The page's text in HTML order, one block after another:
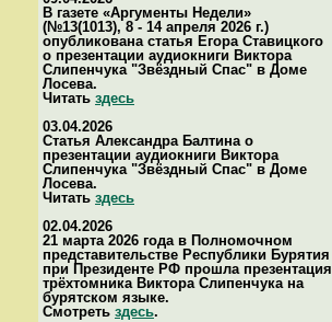
В газете «Аргументы Недели»
(№13(1013), 8 - 14 апреля 2026 г.)
опубликована статья Егора Ставицкого
о презентации аудиокниги Виктора
Слипенчука "Звёздный Спас" в Доме
Лосева.
Читать здесь
03.04.2026
Статья Александра Балтина о
презентации аудиокниги Виктора
Слипенчука "Звёздный Спас" в Доме
Лосева.
Читать здесь
02.04.2026
21 марта 2026 года в Полномочном
представительстве Республики Бурятия
при Президенте РФ прошла презентация
трёхтомника Виктора Слипенчука на
бурятском языке.
Смотреть здесь.